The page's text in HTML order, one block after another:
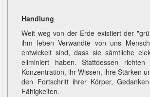
Handlung
Weit weg von der Erde existiert der
ihm leben Verwandte von uns
entwickelt sind, dass sie sämtliche
eliminiert haben. Stattdessen
Konzentration, ihr Wissen, ihre Stärken
den Fortschritt ihrer Körper,
Fähigkeiten.